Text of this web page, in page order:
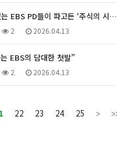
EBS PD들이 파고든 ‘주식의 시…
2 2026.04.13
EBS의 담대한 첫발”
2 2026.04.13
22 23 24 25